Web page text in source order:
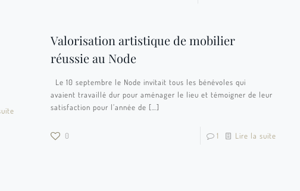
Valorisation artistique de mobilier
réussie au Node
Le 10 septembre le Node invitait tous les bénévoles qui
avaient travaillé dur pour aménager le lieu et témoigner de leur
satisfaction pour l’année de […]
0 1 Lire la suite